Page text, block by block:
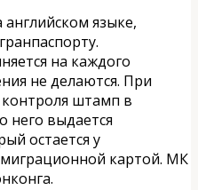
языке,
на каждого
не делаются. При
штамп в
него выдается
остается у
картой. МК